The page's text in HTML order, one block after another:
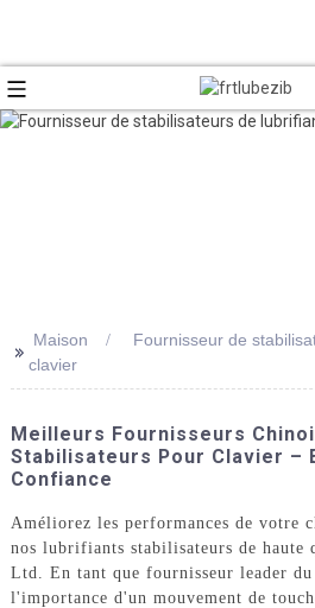
+86
>> Maison
Fournisseur de
clavier
Meilleurs Fournisseurs
Stabilisateurs Pour Clavier –
Confiance
Améliorez les performances de votre
nos lubrifiants stabilisateurs de haute
Ltd. En tant que fournisseur leader du
l'importance d'un mouvement de